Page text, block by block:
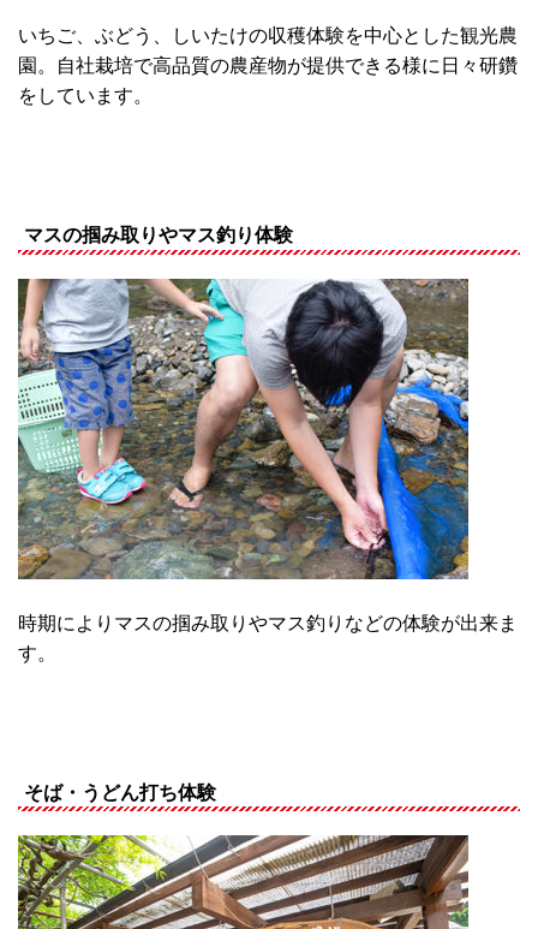
いちご、ぶどう、しいたけの収穫体験を中心とした観光農
園。自社栽培で高品質の農産物が提供できる様に日々研鑽
をしています。
マスの掴み取りやマス釣り体験
時期によりマスの掴み取りやマス釣りなどの体験が出来ま
す。
そば・うどん打ち体験